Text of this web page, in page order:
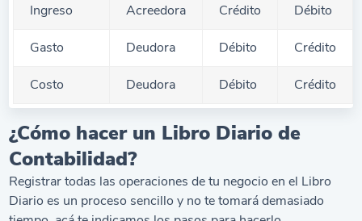
Ingreso Acreedora Crédito Débito
Gasto Deudora Débito Crédito
Costo Deudora Débito Crédito
¿Cómo hacer un Libro Diario de
Contabilidad?
Registrar todas las operaciones de tu negocio en el Libro
Diario es un proceso sencillo y no te tomará demasiado